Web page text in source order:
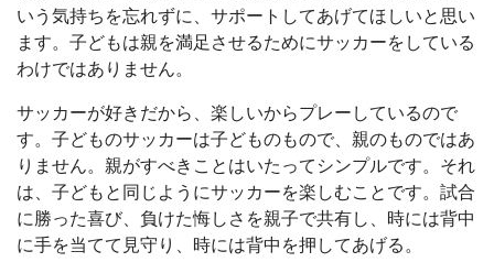
いう気持ちを忘れずに、サポートしてあげてほしいと思い
ます。子どもは親を満足させるためにサッカーをしている
わけではありません。
サッカーが好きだから、楽しいからプレーしているので
す。子どものサッカーは子どものもので、親のものではあ
りません。親がすべきことはいたってシンプルです。それ
は、子どもと同じようにサッカーを楽しむことです。試合
に勝った喜び、負けた悔しさを親子で共有し、時には背中
に手を当てて見守り、時には背中を押してあげる。